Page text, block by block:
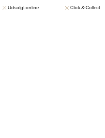
Udsolgt online Click & Collect